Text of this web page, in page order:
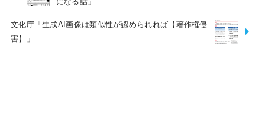
文化庁「生成AI画像は類似性が認められれば【著作権侵
害】」